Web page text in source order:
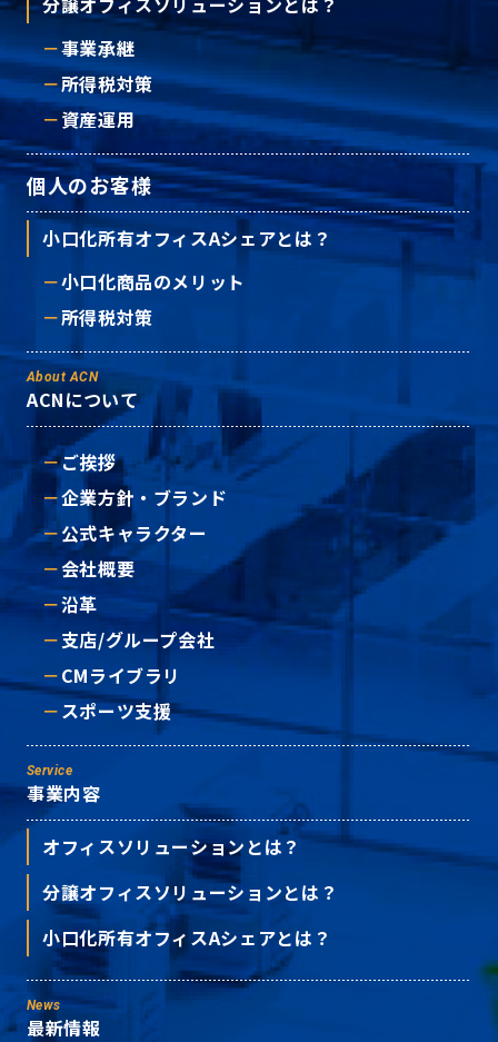
事業承継
所得税対策
資産運用
個人のお客様
小口化所有オフィスAシェアとは？
小口化商品のメリット
所得税対策
About ACN
ACNについて
ご挨拶
企業方針・ブランド
公式キャラクター
会社概要
沿革
支店/グループ会社
CMライブラリ
スポーツ支援
Service
事業内容
オフィスソリューションとは？
分譲オフィスソリューションとは？
小口化所有オフィスAシェアとは？
News
最新情報